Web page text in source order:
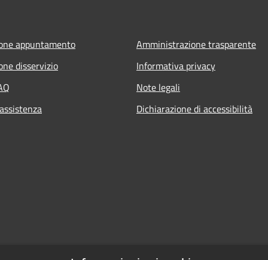
appuntamento
disservizio
Amministrazione trasparente
Informativa privacy
Note legali
Dichiarazione di accessibilità